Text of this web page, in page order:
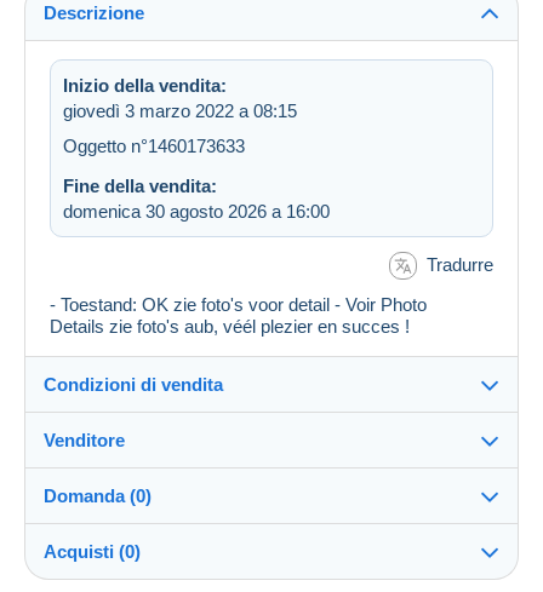
Descrizione
Inizio della vendita:
giovedì 3 marzo 2022 a 08:15
Oggetto n°1460173633
Fine della vendita:
domenica 30 agosto 2026 a 16:00
Tradurre
- Toestand: OK zie foto's voor detail - Voir Photo
Details zie foto's aub, véél plezier en succes !
Condizioni di vendita
Destinazione:
Vedi l'elenco dei paesi
Direttamente al destinatario:
Sì
Venditore
liberty_one99%(55431x)
Negozio
Domanda (0)
Acquisti (0)